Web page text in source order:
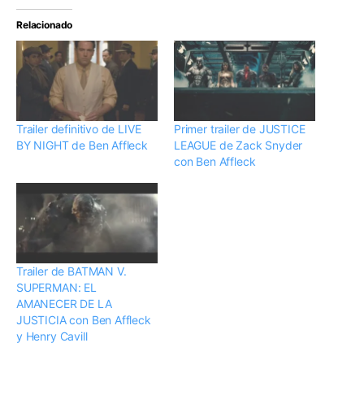
Relacionado
Trailer definitivo de LIVE
BY NIGHT de Ben Affleck
Primer trailer de JUSTICE
LEAGUE de Zack Snyder
con Ben Affleck
Trailer de BATMAN V.
SUPERMAN: EL
AMANECER DE LA
JUSTICIA con Ben Affleck
y Henry Cavill